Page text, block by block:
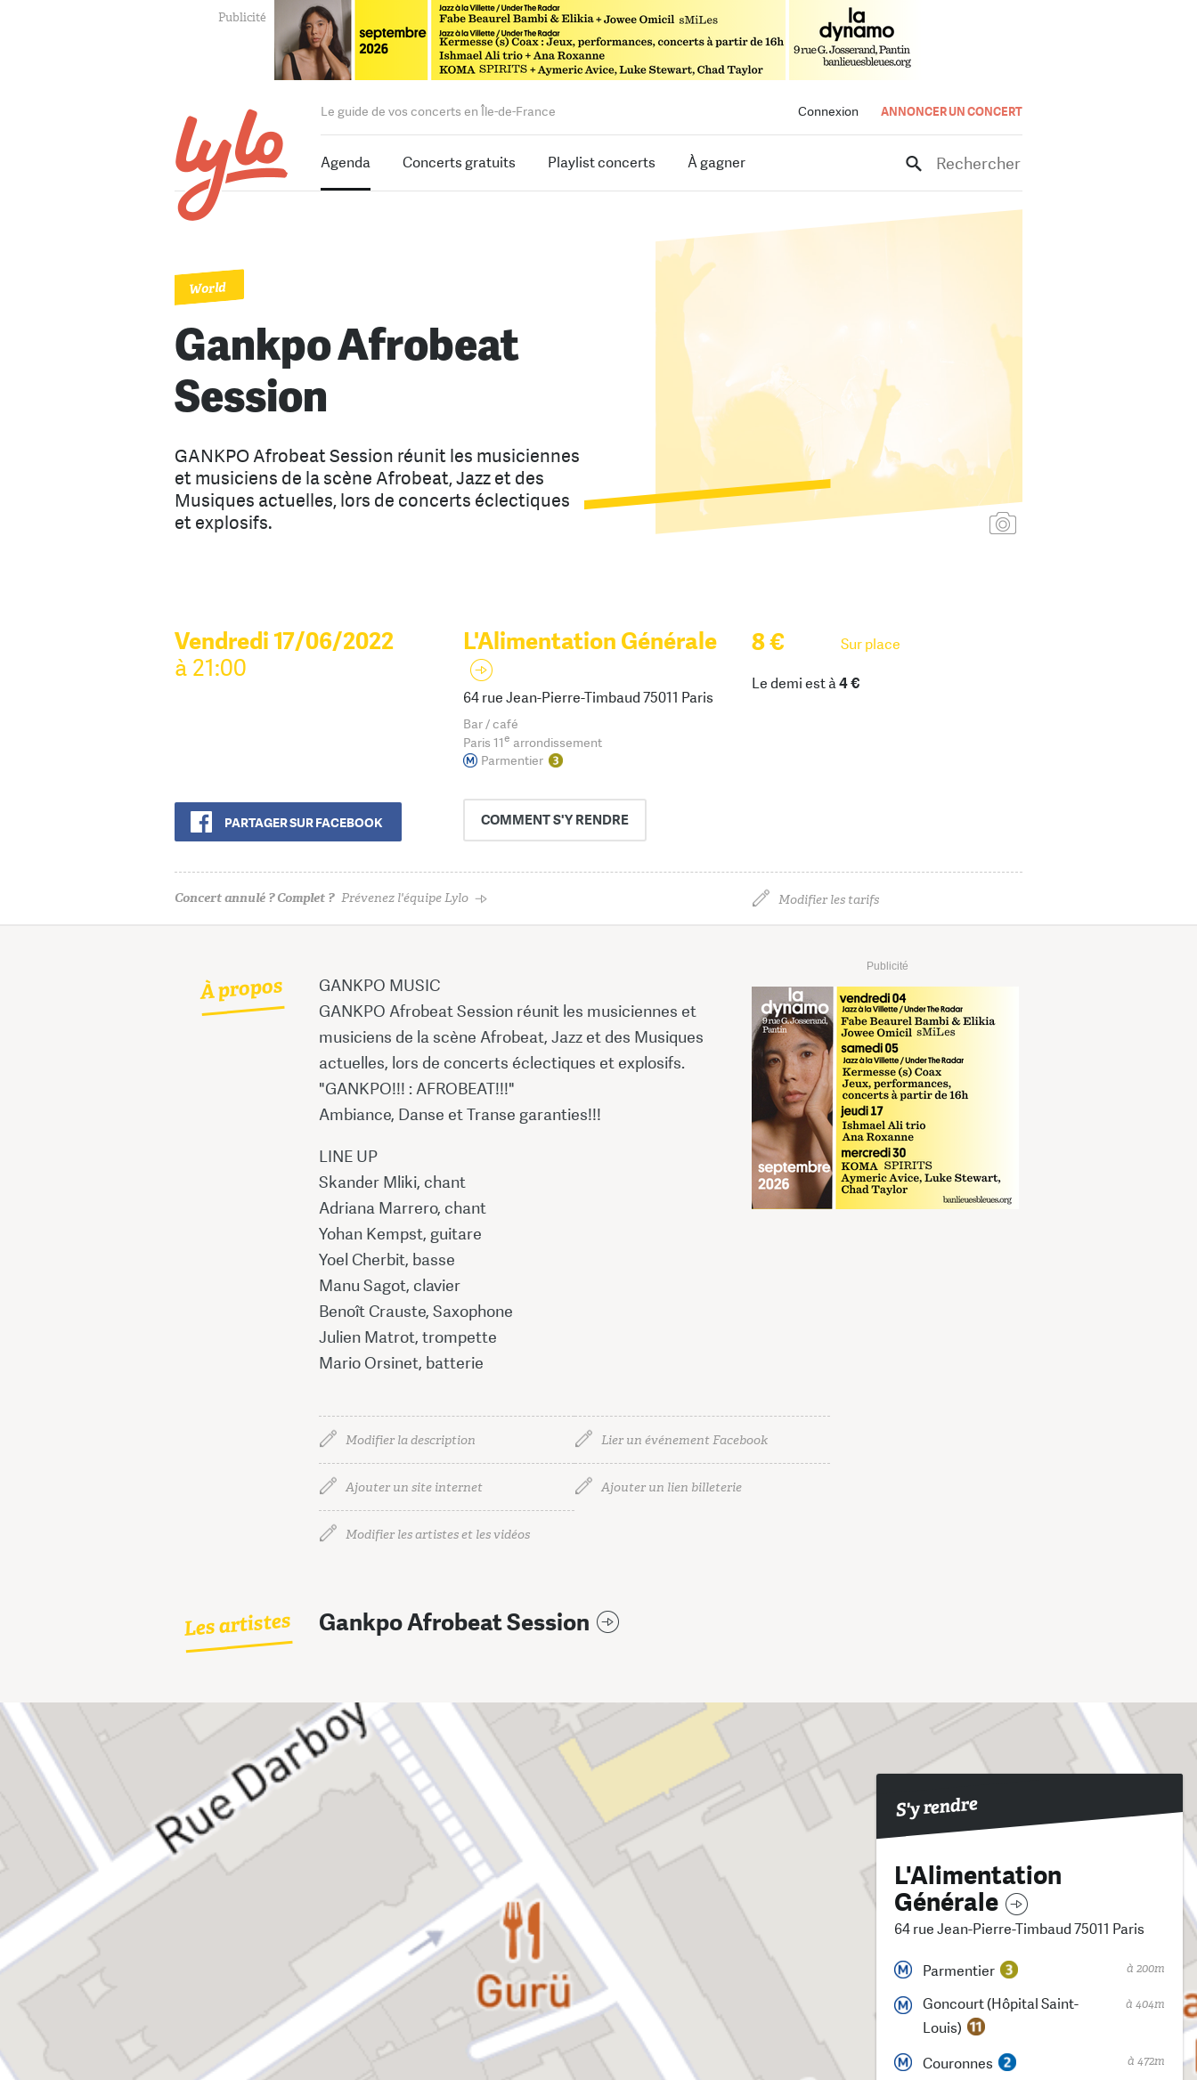
Connexion ANNONCER UN CONCERT
Le guide de vos concerts en Île-de-France
Agenda Concerts gratuits Playlist concerts À gagner Rechercher
World
Gankpo Afrobeat
Session
GANKPO Afrobeat Session réunit les musiciennes
et musiciens de la scène Afrobeat, Jazz et des
Musiques actuelles, lors de concerts éclectiques
et explosifs.
Vendredi 17/06/2022
à 21:00
PARTAGER SUR FACEBOOK
L'Alimentation Générale
64 rue Jean-Pierre-Timbaud 75011 Paris
Bar / café
Paris 11e arrondissement
Parmentier
COMMENTS'Y RENDRE
8 € Sur place
Le demi est à4 €
Concert annulé ? Complet ? Prévenez l'équipe Lylo Modifier les tarifs
À propos
Publicité
GANKPO MUSIC
GANKPO Afrobeat Session réunit les musiciennes et
musiciens de la scène Afrobeat, Jazz et des Musiques
actuelles, lors de concerts éclectiques et explosifs.
"GANKPO!!! : AFROBEAT!!!"
Ambiance, Danse et Transe garanties!!!
LINE UP
Skander Mliki, chant
Adriana Marrero, chant
Yohan Kempst, guitare
Yoel Cherbit, basse
Manu Sagot, clavier
Benoît Crauste, Saxophone
Julien Matrot, trompette
Mario Orsinet, batterie
Modifier la description Lier un événement Facebook
Ajouter un site internet Ajouter un lien billeterie
Modifier les artistes et les vidéos
Les artistes Gankpo Afrobeat Session
S'y rendre
L'Alimentation
Générale
64 rue Jean-Pierre-Timbaud 75011 Paris
Parmentier à 200m
Goncourt (Hôpital Saint-
Louis)
à 404m
Couronnes à 472m